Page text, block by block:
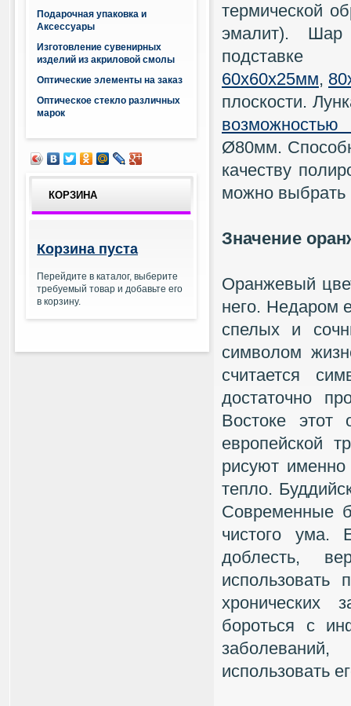
Подарочная упаковка и
Аксессуары
Изготовление сувенирных
изделий из акриловой смолы
Оптические элементы на заказ
Оптическое стекло различных
марок
КОРЗИНА
Корзина пуста
Перейдите в каталог, выберите
требуемый товар и добавьте его
в корзину.
термической
эмалит). Шар
60х60х25мм,
плоскости.
Ø80мм.
качеству
можно выбрать
Значение
Оранжевый
него. Недаром
спелых и
символом
считается
достаточно
Востоке этот
европейской
рисуют
тепло.
Современные
чистого ума.
доблесть,
использовать
хронических
бороться с
использовать